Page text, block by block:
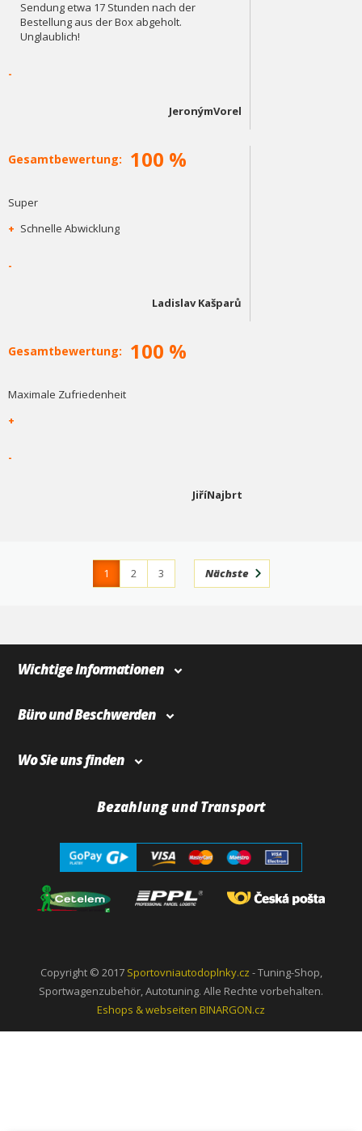
Sendung etwa 17 Stunden nach der
Bestellung aus der Box abgeholt.
Unglaublich!
-
JeronýmVorel
Gesamtbewertung: 100 %
Super
+ Schnelle Abwicklung
-
Ladislav Kašparů
Gesamtbewertung: 100 %
Maximale Zufriedenheit
+
-
JiříNajbrt
1 2
3
Nächste
Wichtige Informationen
Büro und Beschwerden
Wo Sie uns finden
Bezahlung und Transport
Copyright © 2017 Sportovniautodoplnky.cz - Tuning-Shop,
Sportwagenzubehör, Autotuning. Alle Rechte vorbehalten.
Eshops & webseiten BINARGON.cz